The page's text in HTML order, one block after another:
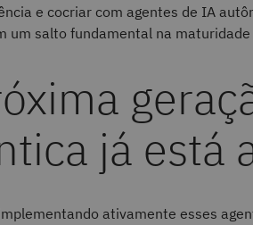
e cocriar com agentes de IA
um salto fundamental na maturidade
já está
ativamente esses